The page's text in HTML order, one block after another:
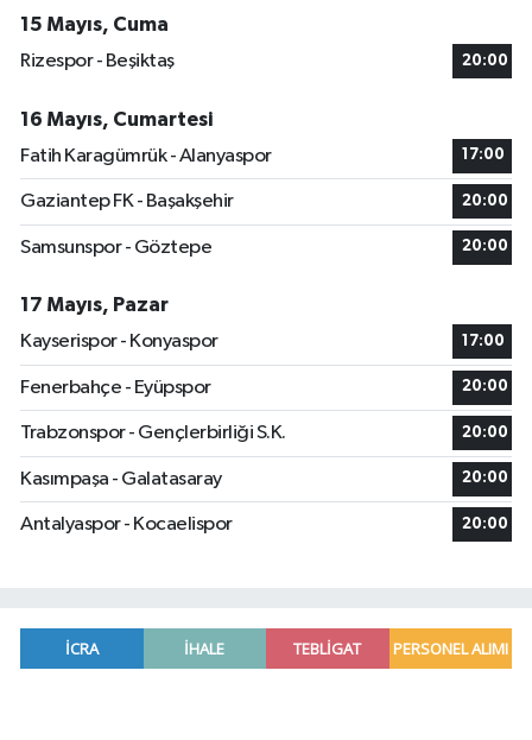
15 Mayıs, Cuma
Rizespor - Beşiktaş
20:00
16 Mayıs, Cumartesi
Fatih Karagümrük - Alanyaspor
17:00
Gaziantep FK - Başakşehir 20:00
Samsunspor - Göztepe 20:00
17 Mayıs, Pazar
Kayserispor - Konyaspor
17:00
Fenerbahçe - Eyüpspor 20:00
Trabzonspor - Gençlerbirliği S.K. 20:00
Kasımpaşa - Galatasaray 20:00
Antalyaspor - Kocaelispor 20:00